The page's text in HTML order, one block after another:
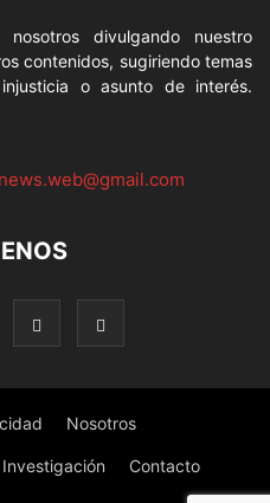
divulgando nuestro
contenidos, sugiriendo temas
o asunto de interés.
Nosotros
Contacto